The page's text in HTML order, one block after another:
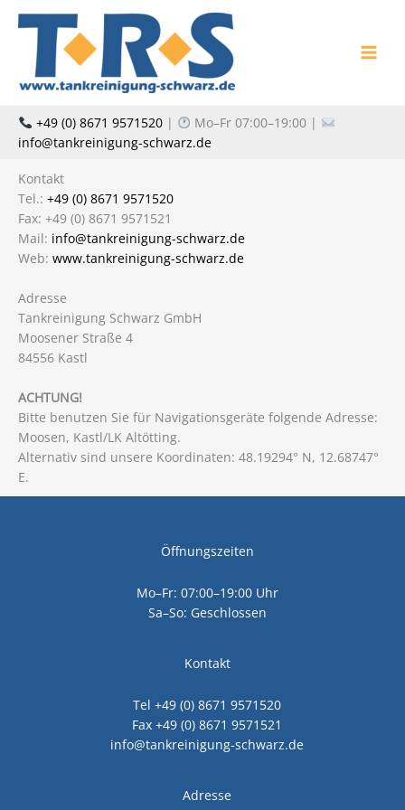
Inhalt
springen
+49 (0) 8671 9571520|
Mo–Fr 07:00–19:00 |
info@tankreinigung-schwarz.de
Kontakt
Tel.: +49 (0) 8671 9571520
Fax: +49 (0) 8671 9571521
Mail: info@tankreinigung-schwarz.de
Web: www.tankreinigung-schwarz.de
Adresse
Tankreinigung Schwarz GmbH
Moosener Straße 4
84556 Kastl
ACHTUNG!
Bitte benutzen Sie für Navigationsgeräte folgende Adresse:
Moosen, Kastl/LK Altötting.
Alternativ sind unsere Koordinaten: 48.19294° N, 12.68747°
E‎.
Öffnungszeiten
Mo–Fr: 07:00–19:00 Uhr
Sa–So: Geschlossen
Kontakt
Tel +49 (0) 8671 9571520
Fax +49 (0) 8671 9571521
info@tankreinigung-schwarz.de
Adresse